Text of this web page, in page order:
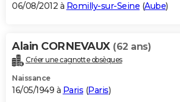
06/08/2012 à Romilly-sur-Seine (Aube)
Alain CORNEVAUX (62 ans)
Créer une cagnotte obsèques
Naissance
16/05/1949 à Paris (Paris)